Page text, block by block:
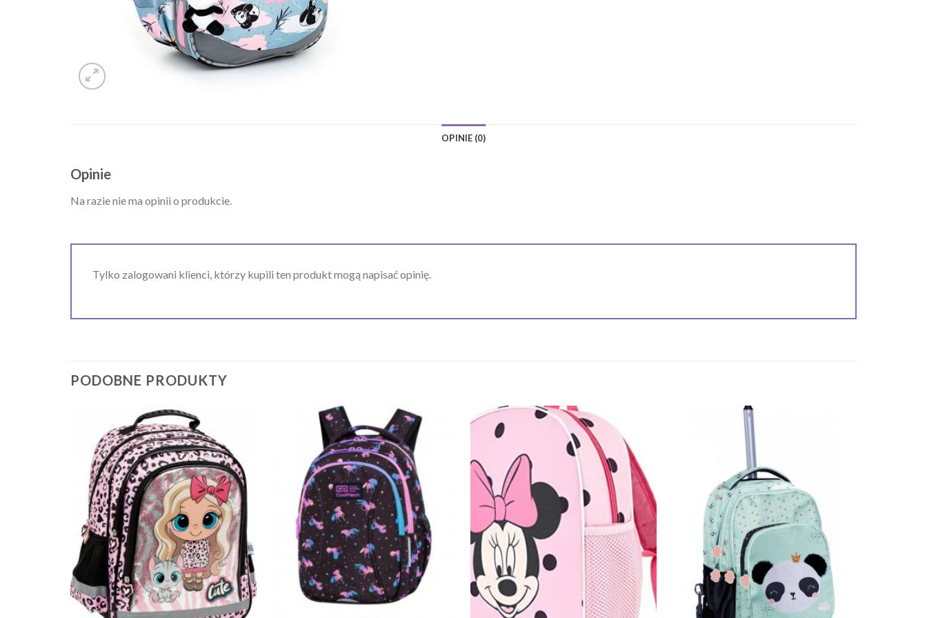
OPINIE (0)
Opinie
Na razie nie ma opinii o produkcie.
Tylko zalogowani klienci, którzy kupili ten produkt mogą napisać opinię.
PODOBNE PRODUKTY